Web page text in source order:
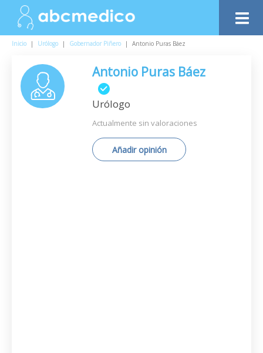
Inicio | Urólogo | Gobernador Piñero | Antonio Puras Báez
Antonio Puras Báez
Urólogo
Actualmente sin valoraciones
Añadir opinión